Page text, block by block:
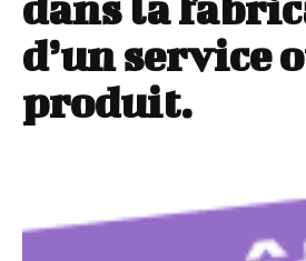
d’un service
produit.